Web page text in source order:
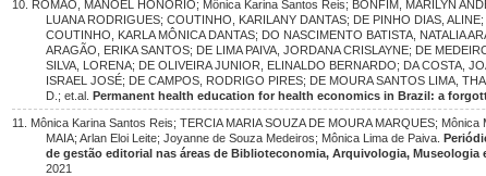
10. ROMÃO, MANOEL HONÓRIO; Mônica Karina Santos Reis; BONFIM, MARILYN
LUANA RODRIGUES; COUTINHO, KARILANY DANTAS; DE PINHO DIAS,
COUTINHO, KARLA MÔNICA DANTAS; DO NASCIMENTO BATISTA, NATALIA
ARAGÃO, ERIKA SANTOS; DE LIMA PAIVA, JORDANA CRISLAYNE; DE
SILVA, LORENA; DE OLIVEIRA JUNIOR, ELINALDO BERNARDO; DA COSTA,
ISRAEL JOSÉ; DE CAMPOS, RODRIGO PIRES; DE MOURA SANTOS LIMA,
D.; et.al.Permanent health education for health economics in Brazil: a
11. Mônica Karina Santos Reis; TERCIA MARIA SOUZA DE MOURA MARQUES;
MAIA; Arlan Eloi Leite; Joyanne de Souza Medeiros; Mônica Lima de Paiva.
de gestão editorial nas áreas de Biblioteconomia, Arquivologia, Museologia
2021